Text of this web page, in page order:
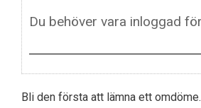
Bli den första att lämna ett omdöme.